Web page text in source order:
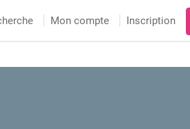
Mon compte Inscription